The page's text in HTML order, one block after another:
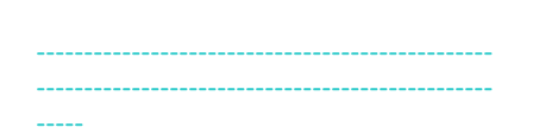
------------------------------------------------
------------------------------------------------
-----